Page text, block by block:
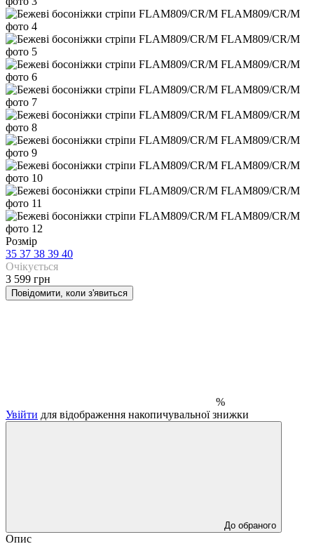
Розмір
35 37 38 39 40
Очікується
3 599 грн
Повідомити, коли з'явиться
%
Увійти для відображення накопичувальної знижки
До обраного
Опис